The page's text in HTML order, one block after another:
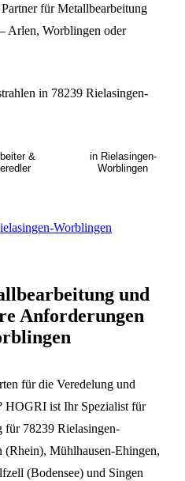
für Metallbearbeitung
Arlen, Worblingen oder
&
in Rielasingen-
Worblingen
und
Anforderungen
für die Veredelung und
HOGRI ist Ihr Spezialist für
78239 Rielasingen-
Mühlhausen-Ehingen,
(Bodensee) und Singen